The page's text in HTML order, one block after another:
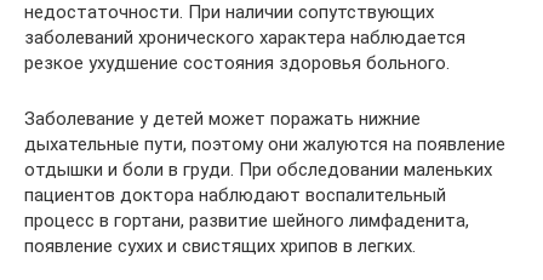
недостаточности. При наличии сопутствующих
заболеваний хронического характера наблюдается
резкое ухудшение состояния здоровья больного.
Заболевание у детей может поражать нижние
дыхательные пути, поэтому они жалуются на появление
отдышки и боли в груди. При обследовании маленьких
пациентов доктора наблюдают воспалительный
процесс в гортани, развитие шейного лимфаденита,
появление сухих и свистящих хрипов в легких.